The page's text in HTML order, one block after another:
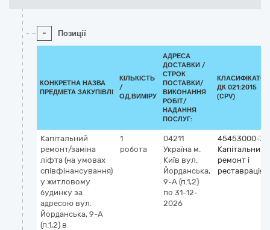
- Позиції
КОНКРЕТНА НАЗВА
ПРЕДМЕТА ЗАКУПІВЛІ
КІЛЬКІСТЬ
/
ОД.ВИМІРУ
АДРЕСА
ДОСТАВКИ /
СТРОК
ПОСТАВКИ/
ВИКОНАННЯ
РОБІТ/
НАДАННЯ
ПОСЛУГ:
КЛАСИФІКАТОР
ДК 021:2015
(CPV)
Капітальний
ремонт/заміна
ліфта (на умовах
співфінансування)
у житловому
будинку за
адресою вул.
Йорданська, 9-А
(п.1,2) в
1
робота
04211
Україна м.
Київ вул.
Йорданська,
9-А (п.1,2)
по 31-12-
2026
45453000-7
Капітальний
ремонт і
реставрація